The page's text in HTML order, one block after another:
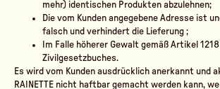
mehr) identischen Produkten abzulehnen;
Die vom Kunden angegebene Adresse ist
falsch und verhindert die Lieferung ;
Im Falle höherer Gewalt gemäß Artikel
Zivilgesetzbuches.
Es wird vom Kunden ausdrücklich anerkannt und
RAINETTE nicht haftbar gemacht werden kann,